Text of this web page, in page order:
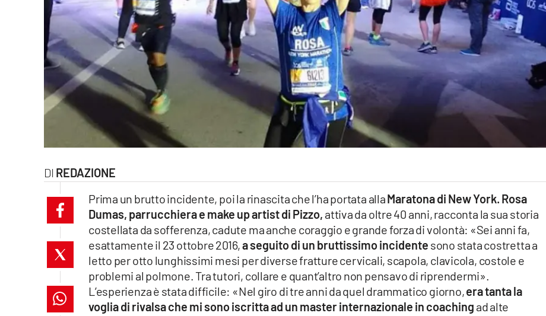
ilvibonese.it
catanzarochannel.it
lacapitalenews.it
REDAZIONE
Prima un brutto incidente, poi la rinascita che l’ha portata allaMaratona di New York. Rosa
Dumas, parrucchiera e make up artist di Pizzo, attiva da oltre 40 anni, racconta la sua storia
costellata da sofferenza, cadute ma anche coraggio e grande forza di volontà: «Sei anni fa,
esattamente il 23 ottobre 2016,a seguito di un bruttissimo incidente sono stata costretta a
letto per otto lunghissimi mesi per diverse fratture cervicali, scapola, clavicola, costole e
problemi al polmone. Tra tutori, collare e quant’altro non pensavo di riprendermi».
L’esperienza è stata difficile: «Nel giro di tre anni da quel drammatico giorno,era tanta la
voglia di rivalsa che mi sono iscritta ad un master internazionale in coaching ad alte